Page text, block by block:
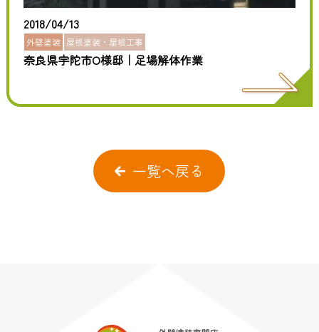
2018/04/13
外壁塗装 屋根塗装・屋根工事
奈良県宇陀市O様邸｜足場解体作業
一覧へ戻る